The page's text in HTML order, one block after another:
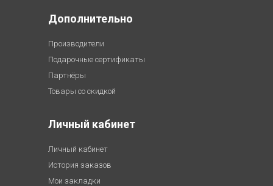
Дополнительно
Производители
Подарочные сертификаты
Партнёры
Товары со скидкой
Личный кабинет
Личный кабинет
История заказов
Мои закладки